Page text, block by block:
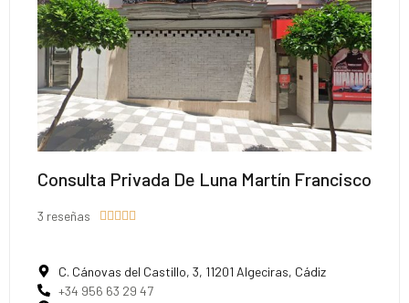
Consulta Privada De Luna Martín Francisco
3 reseñas 
C. Cánovas del Castillo, 3, 11201 Algeciras, Cádiz
+34 956 63 29 47